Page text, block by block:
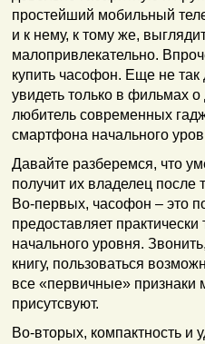
простейший мобильный
и к нему, к тому же,
малопривлекательно.
купить часофон. Еще не
увидеть только в фильмах
любитель современных
смартфона начального
Давайте разберемся, что
получит их владелец после
Во-первых, часофон – это
предоставляет
начального уровня.
книгу, пользоваться
все «первичные» признаки
присутсвуют.
Во-вторых, компактность